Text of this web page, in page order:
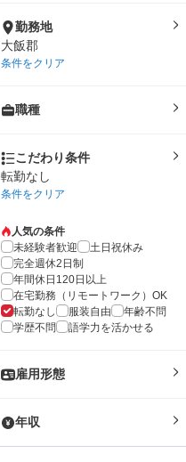
勤務地
大飯郡
条件をクリア
職種
こだわり条件
転勤なし
条件をクリア
人気の条件
未経験者歓迎
土日祝休み
完全週休2日制
年間休日120日以上
在宅勤務（リモートワーク）OK
転勤なし
服装自由
年齢不問
学歴不問
語学力を活かせる
雇用形態
年収